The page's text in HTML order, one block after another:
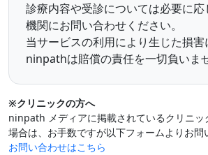
診療内容や受診については必要に
機関にお問い合わせください。
当サービスの利用により生じた損害
ninpathは賠償の責任を一切負いませ
※クリニックの方へ
ninpath メディアに掲載されているクリニッ
場合は、お手数ですが以下フォームよりお問
お問い合わせはこちら